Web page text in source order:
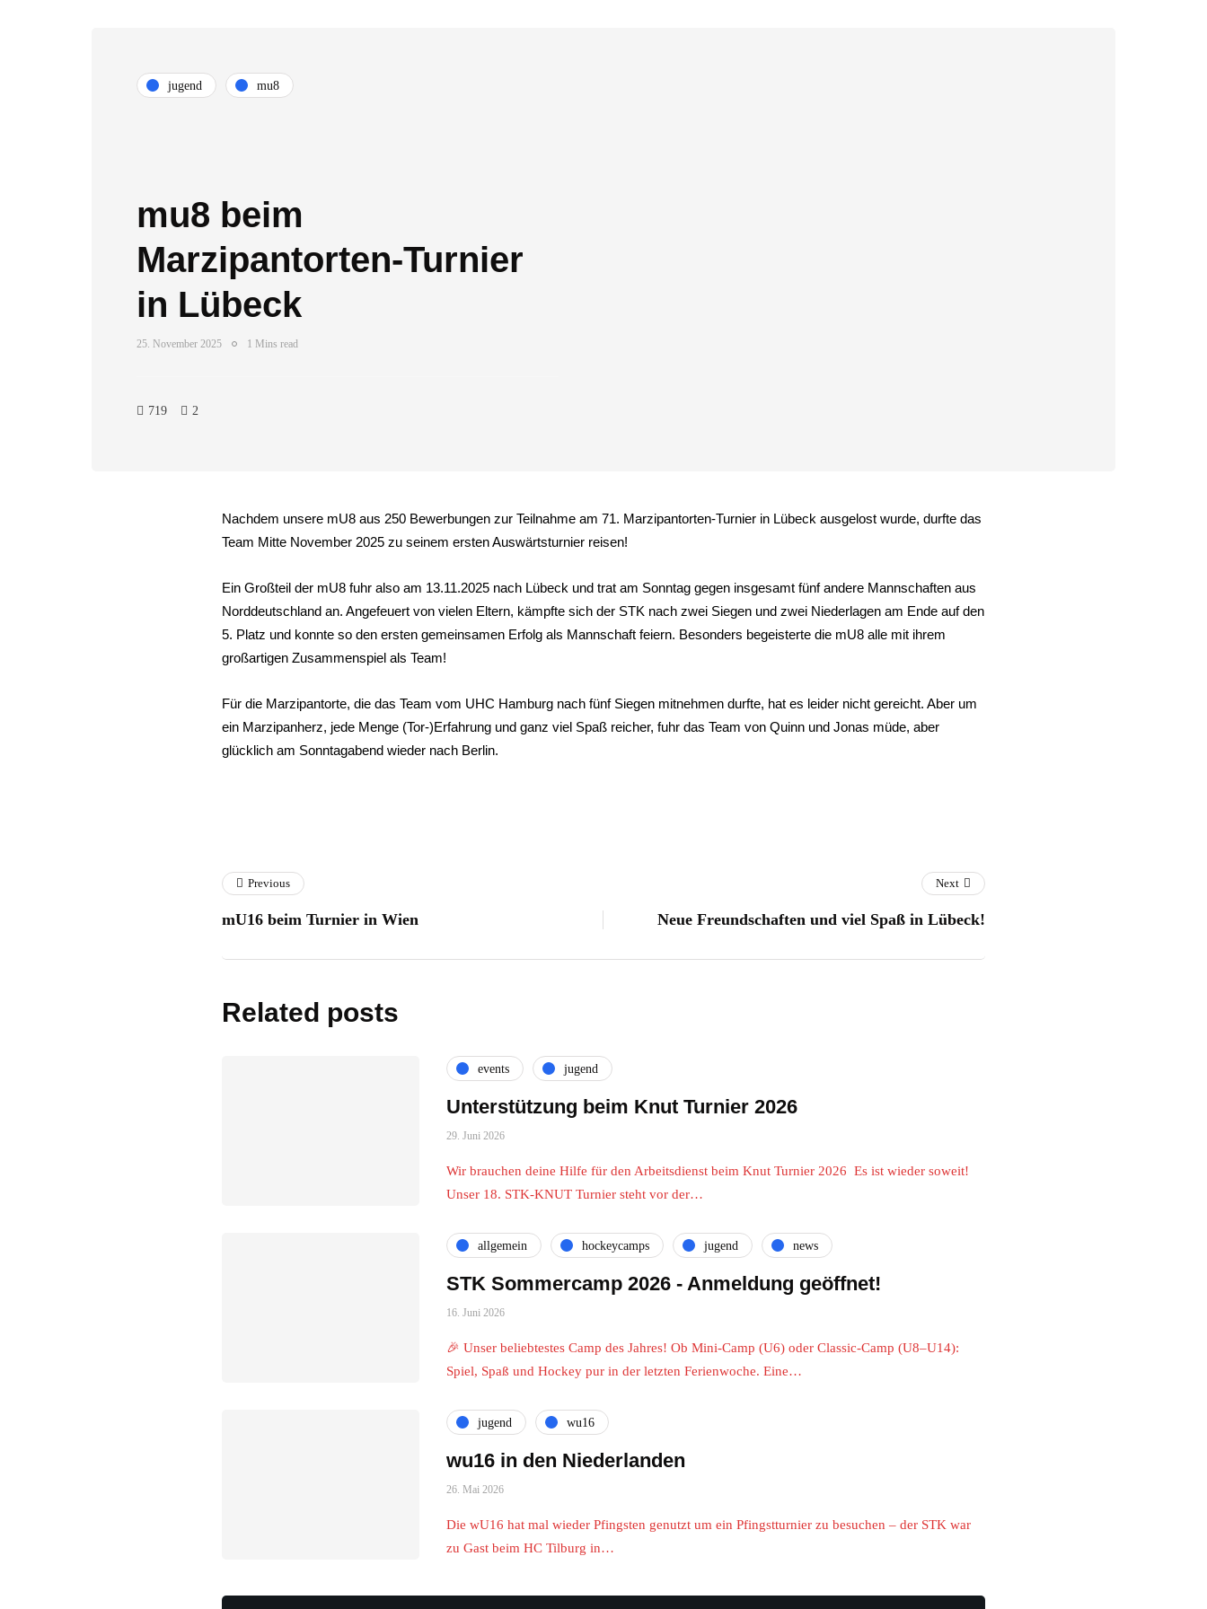
jugend mu8
mu8 beim
Marzipantorten-Turnier
in Lübeck
25. November 2025 1 Mins read
719 2
Nachdem unsere mU8 aus 250 Bewerbungen zur Teilnahme am 71. Marzipantorten-Turnier in Lübeck ausgelost wurde, durfte das
Team Mitte November 2025 zu seinem ersten Auswärtsturnier reisen!
Ein Großteil der mU8 fuhr also am 13.11.2025 nach Lübeck und trat am Sonntag gegen insgesamt fünf andere Mannschaften aus
Norddeutschland an. Angefeuert von vielen Eltern, kämpfte sich der STK nach zwei Siegen und zwei Niederlagen am Ende auf den
5. Platz und konnte so den ersten gemeinsamen Erfolg als Mannschaft feiern. Besonders begeisterte die mU8 alle mit ihrem
großartigen Zusammenspiel als Team!
Für die Marzipantorte, die das Team vom UHC Hamburg nach fünf Siegen mitnehmen durfte, hat es leider nicht gereicht. Aber um
ein Marzipanherz, jede Menge (Tor-)Erfahrung und ganz viel Spaß reicher, fuhr das Team von Quinn und Jonas müde, aber
glücklich am Sonntagabend wieder nach Berlin.
Previous
mU16 beim Turnier in Wien
Next
Neue Freundschaften und viel Spaß in Lübeck!
Related posts
events jugend
Unterstützung beim Knut Turnier 2026
29. Juni 2026
Wir brauchen deine Hilfe für den Arbeitsdienst beim Knut Turnier 2026 Es ist wieder soweit!
Unser 18. STK-KNUT Turnier steht vor der…
allgemein hockeycamps jugend news
STK Sommercamp 2026 - Anmeldung geöffnet!
16. Juni 2026
🎉 Unser beliebtestes Camp des Jahres! Ob Mini-Camp (U6) oder Classic-Camp (U8–U14):
Spiel, Spaß und Hockey pur in der letzten Ferienwoche. Eine…
jugend wu16
wu16 in den Niederlanden
26. Mai 2026
Die wU16 hat mal wieder Pfingsten genutzt um ein Pfingstturnier zu besuchen – der STK war
zu Gast beim HC Tilburg in…